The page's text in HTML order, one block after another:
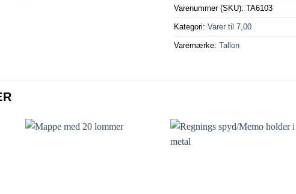
Varenummer (SKU): TA6103
Kategori: Varer til 7,00
Varemærke: Tallon